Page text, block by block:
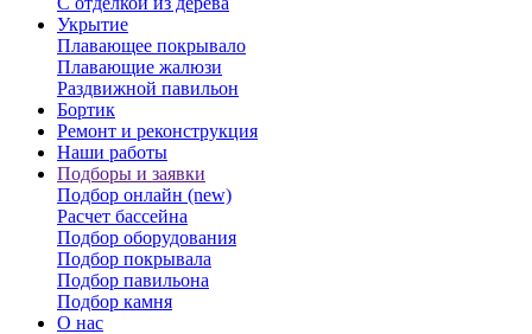
Укрытие
Плавающее покрывало
Плавающие жалюзи
Раздвижной павильон
Бортик
Ремонт и реконструкция
Наши работы
Подборы и заявки
Подбор онлайн (new)
Расчет бассейна
Подбор оборудования
Подбор покрывала
Подбор павильона
Подбор камня
О нас